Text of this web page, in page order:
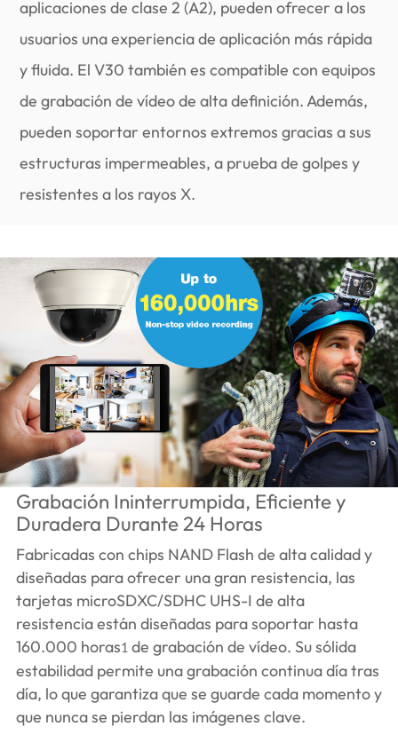
aplicaciones de clase 2 (A2), pueden ofrecer a los
usuarios una experiencia de aplicación más rápida
y fluida. El V30 también es compatible con equipos
de grabación de vídeo de alta definición. Además,
pueden soportar entornos extremos gracias a sus
estructuras impermeables, a prueba de golpes y
resistentes a los rayos X.
Grabación Ininterrumpida, Eficiente y
Duradera Durante 24 Horas
Fabricadas con chips NAND Flash de alta calidad y
diseñadas para ofrecer una gran resistencia, las
tarjetas microSDXC/SDHC UHS-I de alta
resistencia están diseñadas para soportar hasta
160.000 horas1de grabación de vídeo. Su sólida
estabilidad permite una grabación continua día tras
día, lo que garantiza que se guarde cada momento y
que nunca se pierdan las imágenes clave.